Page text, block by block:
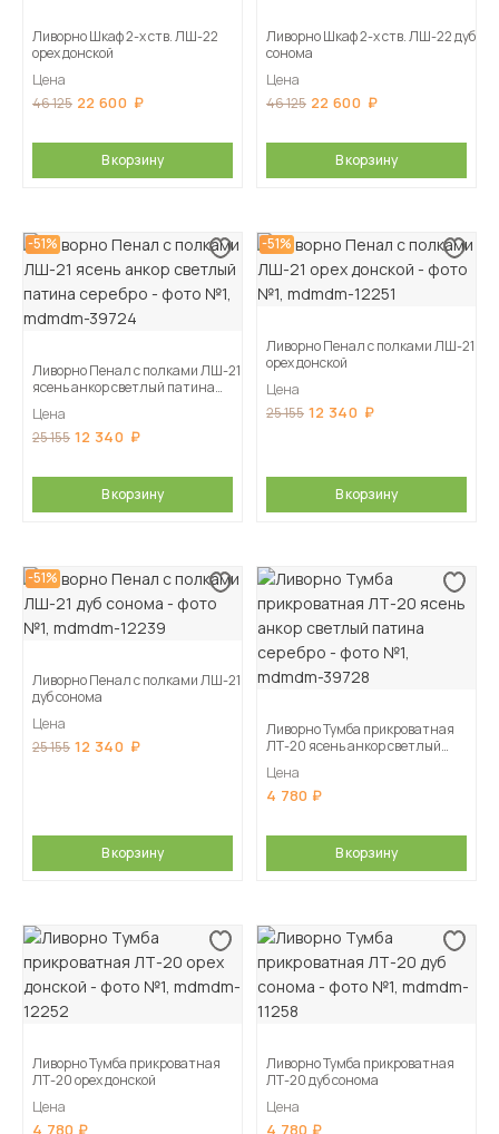
Ливорно Шкаф 2-х ств. ЛШ-22
орех донской
Цена
46 125 22 600
В корзину
Ливорно Шкаф 2-х ств. ЛШ-22 дуб
сонома
Цена
46 125 22 600
В корзину
-51%
Ливорно Пенал с полками ЛШ-21
ясень анкор светлый патина
Цена
25 155 12 340
В корзину
-51%
Ливорно Пенал с полками ЛШ-21
орех донской
Цена
25 155 12 340
В корзину
-51%
Ливорно Пенал с полками ЛШ-21
дуб сонома
Цена
25 155 12 340
В корзину
Ливорно Тумба прикроватная
ЛТ-20 ясень анкор светлый
Цена
4 780
В корзину
Ливорно Тумба прикроватная
ЛТ-20 орех донской
Цена
4 780
Ливорно Тумба прикроватная
ЛТ-20 дуб сонома
Цена
4 780